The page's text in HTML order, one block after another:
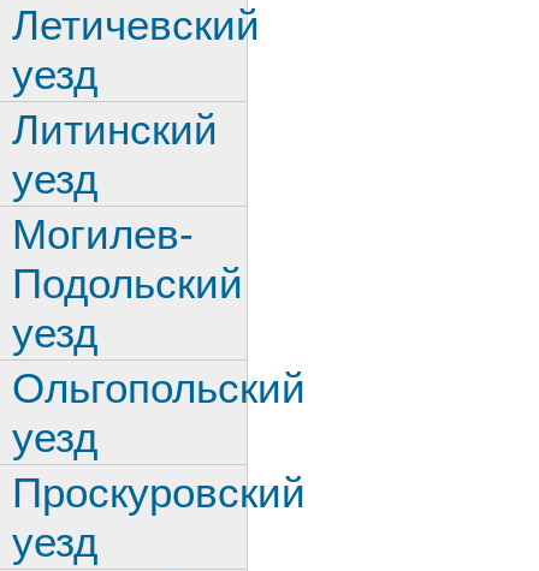
Летичевский
уезд
Литинский
уезд
Могилев-
Подольский
уезд
Ольгопольский
уезд
Проскуровский
уезд